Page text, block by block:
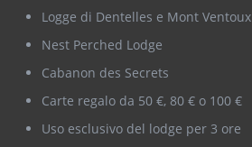
Logge di Dentelles e Mont Ventoux
Nest Perched Lodge
Cabanon des Secrets
Carte regalo da 50 €, 80 € o 100 €
Uso esclusivo del lodge per 3 ore